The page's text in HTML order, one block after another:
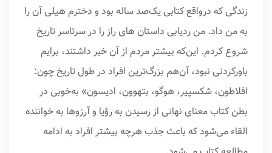
زندگی که درواقع کتابی یک‌صد ساله بود و دخترم هیلی آن را
به من داد. من ردیابی داستان های راز را در سرتاسر تاریخ
شروع کردم. این‌که بیشتر مردم از آن خبر داشتند، برایم
باورکردنی نبود، آن‌هم بزرگ‌ترین افراد در طول تاریخ چون:
افلاطون، شکسپیر، هوگو، بتهوون، ادیسون» به‌خوبی در
بطن کتاب معنای نهانی از رسیدن به رؤیا و آرزوها به خواننده
القاء می‌شود که باعث جذب هرچه بیشتر افراد به ادامه